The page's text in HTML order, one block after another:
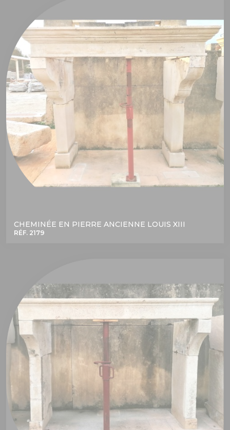
CHEMINÉE EN PIERRE ANCIENNE LOUIS XIII
RÉF. 2179